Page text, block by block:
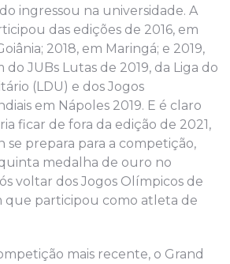
ingressou na universidade. A
das edições de 2016, em
2018, em Maringá; e 2019,
do JUBs Lutas de 2019, da Liga do
(LDU) e dos Jogos
em Nápoles 2019. E é claro
ficar de fora da edição de 2021,
se prepara para a competição,
medalha de ouro no
voltar dos Jogos Olímpicos de
que participou como atleta de
mais recente, o Grand